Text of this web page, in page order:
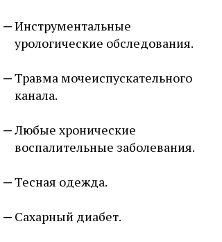
Инструментальные
урологические обследования.
Травма мочеиспускательного
канала.
Любые хронические
воспалительные заболевания.
Тесная одежда.
Сахарный диабет.